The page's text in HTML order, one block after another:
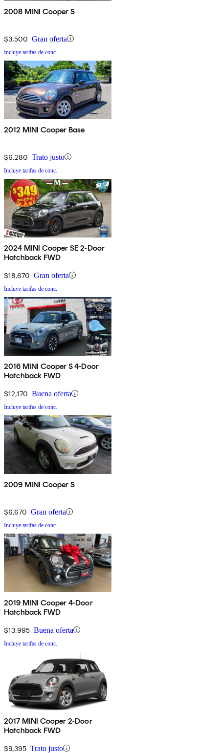
2008 MINI Cooper S
$3,500 Gran oferta
Incluye tarifas de conc.
2012 MINI Cooper Base
$6,280 Trato justo
Incluye tarifas de conc.
2024 MINI Cooper SE 2-Door
Hatchback FWD
$18,670 Gran oferta
Incluye tarifas de conc.
2016 MINI Cooper S 4-Door
Hatchback FWD
$12,170 Buena oferta
Incluye tarifas de conc.
2009 MINI Cooper S
$6,670 Gran oferta
Incluye tarifas de conc.
2019 MINI Cooper 4-Door
Hatchback FWD
$13,995 Buena oferta
Incluye tarifas de conc.
2017 MINI Cooper 2-Door
Hatchback FWD
$9,395 Trato justo